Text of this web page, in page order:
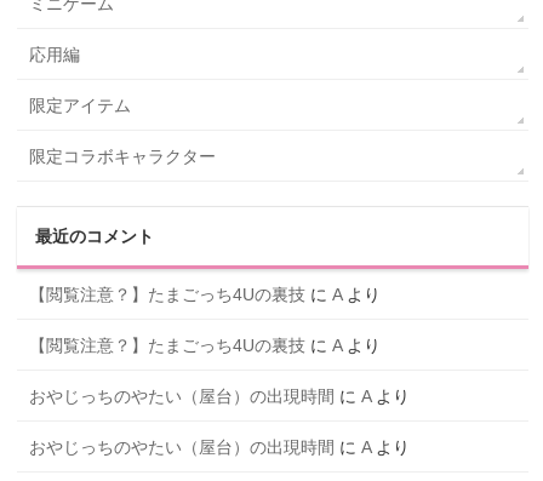
応用編
限定アイテム
限定コラボキャラクター
最近のコメント
【閲覧注意？】たまごっち4Uの裏技 にAより
【閲覧注意？】たまごっち4Uの裏技 にAより
おやじっちのやたい（屋台）の出現時間 にAより
おやじっちのやたい（屋台）の出現時間 にAより